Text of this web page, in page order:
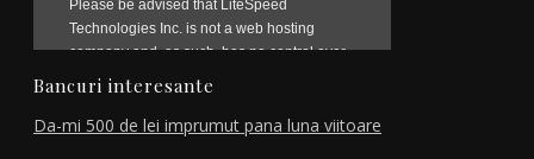
Bancuri interesante
Da-mi 500 de lei imprumut pana luna viitoare